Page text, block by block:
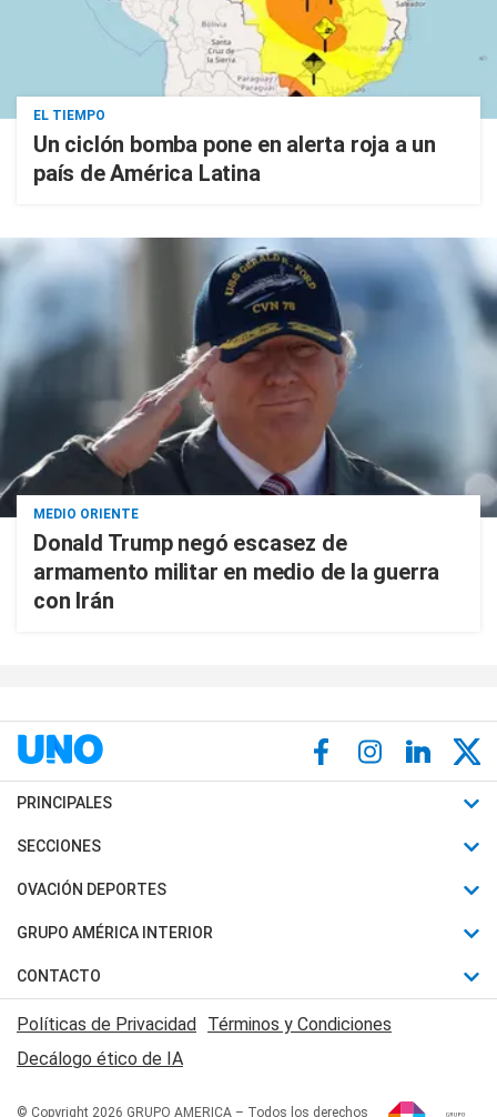
EL TIEMPO
Un ciclón bomba pone en alerta roja a un
país de América Latina
MEDIO ORIENTE
Donald Trump negó escasez de
armamento militar en medio de la guerra
con Irán
PRINCIPALES
Últimas Noticias
Política
Judiciales
Economia
SECCIONES
Horóscopo
Motores
Trucos caseros
Series y Películas
Edictos y Solicitadas
OVACIÓN DEPORTES
Fútbol
Mundial
Automovilismo
Rugby
Básquet
GRUPO AMÉRICA INTERIOR
Canal 7 en Vivo
CONTACTO
Acerca de Nosotros
Contactanos
Políticas de Privacidad Términos y Condiciones
Decálogo ético de IA
© Copyright 2026 GRUPO AMERICA – Todos los derechos